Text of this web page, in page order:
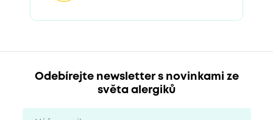
Odebírejte newsletter s novinkami ze
světa alergiků